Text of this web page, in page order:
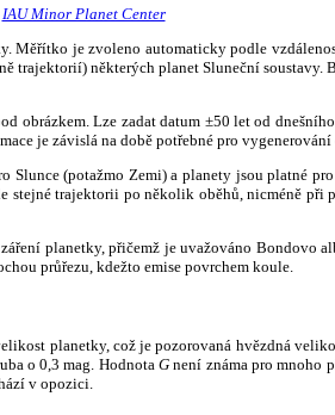
IAU Minor Planet Center
je zvoleno automaticky podle
některých planet Sluneční soustavy.
Lze zadat datum ±50 let od
je závislá na době potřebné pro vygenerování
Slunce (potažmo Zemi) a planety jsou platné
stejné trajektorii po několik oběhů, nicméně
planetky, přičemž je uvažováno Bondovo
průřezu, kdežto emise povrchem koule.
planetky, což je pozorovaná hvězdná
o 0,3 mag. HodnotaG není známa pro mnoho
v opozici.